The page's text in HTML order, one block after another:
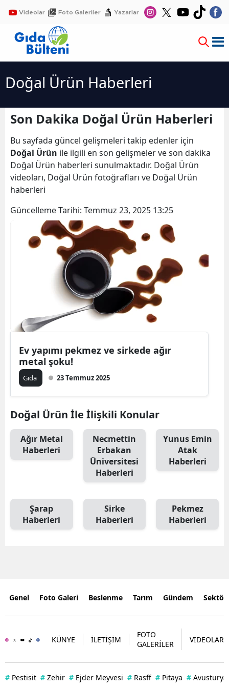
Videolar Foto Galeriler Yazarlar
Doğal Ürün Haberleri
Son Dakika Doğal Ürün Haberleri
Bu sayfada güncel gelişmeleri takip edenler için
Doğal Ürün ile ilgili en son gelişmeler ve son dakika
Doğal Ürün haberleri sunulmaktadır. Doğal Ürün
videoları, Doğal Ürün fotoğrafları ve Doğal Ürün
haberleri
Güncelleme Tarihi: Temmuz 23, 2025 13:25
Ev yapımı pekmez ve sirkede ağır
metal şoku!
Gıda 23 Temmuz 2025
Doğal Ürün İle İlişkili Konular
Ağır Metal
Haberleri
Necmettin
Erbakan
Üniversitesi
Haberleri
Yunus Emin
Atak
Haberleri
Şarap
Haberleri
Sirke
Haberleri
Pekmez
Haberleri
Genel Foto Galeri Beslenme Tarım Gündem
KÜNYE İLETİŞİM
FOTO
GALERİLER
VİDEOLAR
# Pestisit # Zehir # Ejder Meyvesi # Rasff # Pitaya # Avusturya